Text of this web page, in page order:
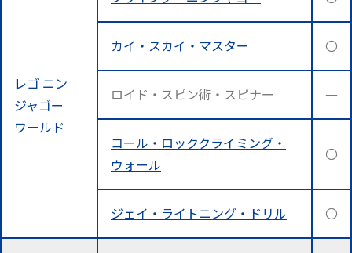
レゴ ニン
ジャゴー
ワールド
カイ・スカイ・マスター 〇
ロイド・スピン術・スピナー ―
コール・ロッククライミング・
ウォール
〇
ジェイ・ライトニング・ドリル 〇